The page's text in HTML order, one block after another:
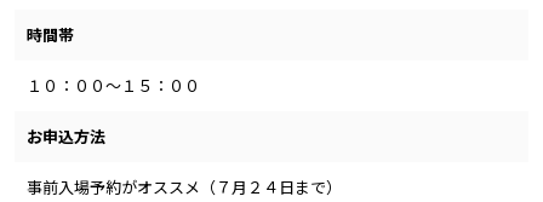
時間帯
１０：００～１５：００
お申込方法
事前入場予約がオススメ（７月２４日まで）